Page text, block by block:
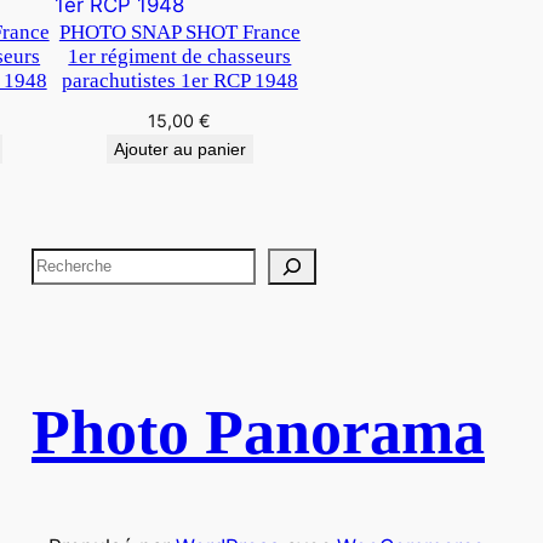
PHOTO SNAP SHOT France
1er régiment de chasseurs
parachutistes 1er RCP 1948
15,00€
Ajouter au panier
R
r
c
Photo Panorama